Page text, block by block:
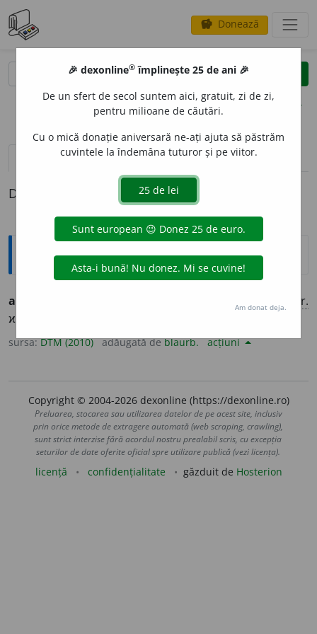
savings Donează
clear
opțiuni
definiții (1) pronunțievolume_up (50)
Definiția cu ID-ul 532982:
Jargon
autentic, -ă
gr.
ϰύριος [ᾖχος])
sursa:DTM (2010) adăugată deblaurb. acțiuni
Copyright © 2004-2026 dexonline (https://dexonline.ro)
Preluarea, stocarea sau utilizarea datelor de pe acest site, inclusiv
prin orice metode de extragere automată (web scraping, crawling),
sunt strict interzise fără acordul nostru prealabil scris, cu excepția
seturilor de date oferite oficial spre utilizare publică (vezi licența).
licență confidențialitate găzduit de Hosterion
🎉 dexonline® împlinește 25 de ani 🎉
De un sfert de secol suntem aici, gratuit, zi de zi,
pentru milioane de căutări.
Cu o mică donație aniversară ne-ați ajuta să păstrăm
cuvintele la îndemâna tuturor și pe viitor.
Am donat deja.